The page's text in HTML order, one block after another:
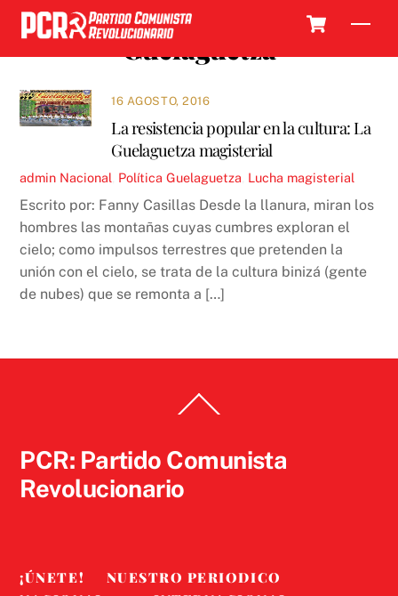
Skip
content
Guelaguetza
16 AGOSTO, 2016
La resistencia popular en la cultura: La
Guelaguetza magisterial
admin Nacional Política Guelaguetza Lucha magisterial
Escrito por: Fanny Casillas Desde la llanura, miran los
hombres las montañas cuyas cumbres exploran el
cielo; como impulsos terrestres que pretenden la
unión con el cielo, se trata de la cultura binizá (gente
de nubes) que se remonta a […]
To
PCR: Partido Comunista
Revolucionario
¡ÚNETE!
NUESTRO PERIODICO